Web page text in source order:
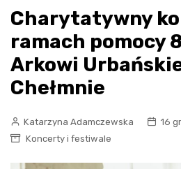
Charytatywny
ramach pomocy
Arkowi
Chełmnie
Katarzyna Adamczewska
16
Koncerty i festiwale